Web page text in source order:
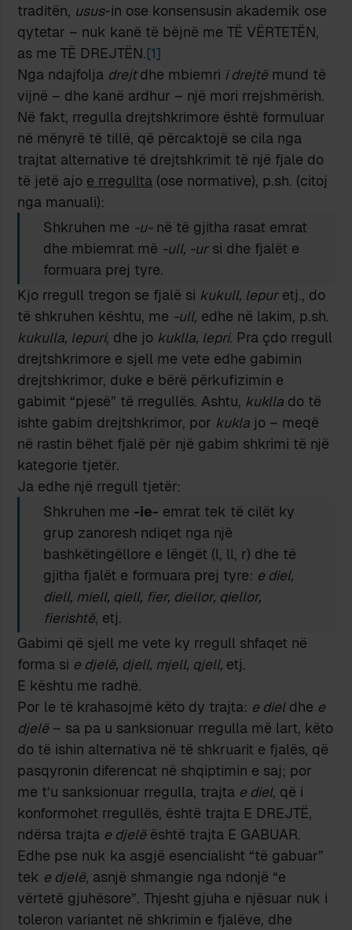
traditën, usus-in ose konsensusin akademik ose
qytetar – nuk kanë të bëjnë me TË VËRTETËN,
as me TË DREJTËN.[1]
Nga ndajfolja drejtdhe mbiemri i drejtë mund të
vijnë – dhe kanë ardhur – një mori rrejshmërish.
Në fakt, rregulla drejtshkrimore është formuluar
në mënyrë të tillë, që përcaktojë se cila nga
trajtat alternative të drejtshkrimit të një fjale do
të jetë ajo e rregullta (ose normative), p.sh. (citoj
nga manuali):
Shkruhen me -u-në të gjitha rasat emrat
dhe mbiemrat më -ull, -ursi dhe fjalët e
formuara prej tyre.
Kjo rregull tregon se fjalë si kukull, lepuretj., do
të shkruhen kështu, me -ull, edhe në lakim, p.sh.
kukulla, lepuri, dhe jo kuklla, lepri. Pra çdo rregull
drejtshkrimore e sjell me vete edhe gabimin
drejtshkrimor, duke e bërë përkufizimin e
gabimit “pjesë” të rregullës. Ashtu, kuklla do të
ishte gabim drejtshkrimor, por kukla jo – meqë
në rastin bëhet fjalë për një gabim shkrimi të një
kategorie tjetër.
Ja edhe një rregull tjetër:
Shkruhen me -ie- emrat tek të cilët ky
grup zanoresh ndiqet nga një
bashkëtingëllore e lëngët (l, ll, r) dhe të
gjitha fjalët e formuara prej tyre: e diel,
diell, miell, qiell, fier, diellor, qiellor,
fierishtë, etj.
Gabimi që sjell me vete ky rregull shfaqet në
forma si e djelë, djell, mjell, qjell, etj.
E kështu me radhë.
Por le të krahasojmë këto dy trajta: e dieldhe e
djelë – sa pa u sanksionuar rregulla më lart, këto
do të ishin alternativa në të shkruarit e fjalës, që
pasqyronin diferencat në shqiptimin e saj; por
me t’u sanksionuar rregulla, trajta e diel, që i
konformohet rregullës, është trajta E DREJTË,
ndërsa trajta e djelë është trajta E GABUAR.
Edhe pse nuk ka asgjë esencialisht “të gabuar”
tek e djelë, asnjë shmangie nga ndonjë “e
vërtetë gjuhësore”. Thjesht gjuha e njësuar nuk i
toleron variantet në shkrimin e fjalëve, dhe